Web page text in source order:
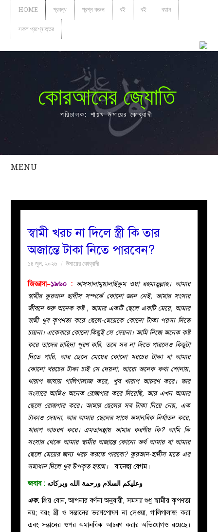
HOME প্রবন্ধ প্রশ্ন করুন বই বই বয়ান
সকল প্রশ্নোত্তর
কোরআনের জ্যোতি
পরিচালক: শায়খ উমায়ের কোব্বাদী
MENU
সকল
নারীদের
ইসলাহী
প্রশ্ন
স্বামী খরচ না দিলে স্ত্রী কি তার
অজান্তে টাকা নিতে পারবেন?
১৪ জুন, ২০২৬ উমায়ের কোব্বাদী
জিজ্ঞাসা–১৯৬০ :আসসালামুয়ালাইকুম ওয়া রহমাতুল্লাহ। আমার
স্বামীর কুরআন হাদীস সম্পর্কে কোনো জ্ঞান নেই, আমার সংসার
জীবনে শুরু অনেক কষ্ট , আমার একটি ছেলে একটি মেয়ে, আমার
স্বামী খুব কৃপণতা করে ছেলে-মেয়েকে কোনো টাকা পয়সা দিতে
চায়না। একেবারে কোনো কিছুই সে দেয়না। আমি নিজে অনেক কষ্ট
করে তাদের চাহিদা পূরণ করি, তবে সব না দিতে পারলেও কিছুটা
দিতে পারি, আর ছেলে মেয়ের কোনো খরচের টাকা বা আমার
কোনো খরচের টাকা চাই সে দেয়না, আরো অনেক কথা শোনায়,
খারাপ ভাষায় গালিগালাজ করে, খুব খারাপ আচরণ করে। তার
সংসারে আমিও অনেক রোজগার করে দিয়েছি, আর এখন আমার
ছেলে রোজগার করে। আমার ছেলের সব টাকা নিয়ে নেয়, এক
টাকাও দেয়না, আর আমার ছেলের সাথে অমানবিক নির্যাতন করে,
খারাপ আচরণ করে। এমতাবস্থায় আমার করণীয় কি? আমি কি
সংসার থেকে আমার স্বামীর অজান্তে কোনো অর্থ আমার বা আমার
ছেলে মেয়ের জন্য খরচ করতে পারবো? কুরআন-হাদীস মতে এর
সমাধান দিলে খুব উপকৃত হতাম।—বানেছা বেগম।
জবাব : وعليكم السلام ورحمة الله وبركاته
এক. প্রিয় বোন, আপনার বর্ণনা অনুযায়ী, সমস্যা শুধু স্বামীর কৃপণতা
নয়; বরং স্ত্রী ও সন্তানের ভরণপোষণ না দেওয়া, গালিগালাজ করা
এবং সন্তানের ওপর অমানবিক আচরণ করার অভিযোগও রয়েছে।